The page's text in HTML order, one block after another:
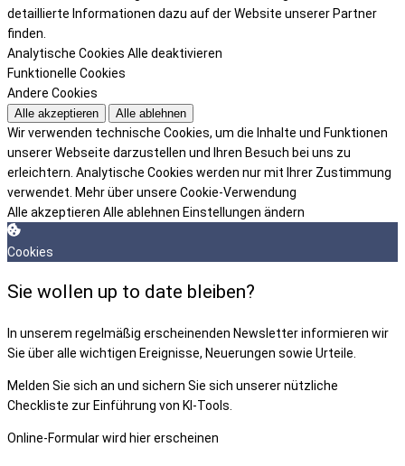
detaillierte Informationen dazu auf der Website unserer Partner
finden.
Analytische Cookies Alle deaktivieren
Funktionelle Cookies
Andere Cookies
Alle akzeptieren Alle ablehnen
Wir verwenden technische Cookies, um die Inhalte und Funktionen
unserer Webseite darzustellen und Ihren Besuch bei uns zu
erleichtern. Analytische Cookies werden nur mit Ihrer Zustimmung
verwendet. Mehr über unsere Cookie-Verwendung
Alle akzeptieren Alle ablehnen Einstellungen ändern
Cookies
Sie wollen up to date bleiben?
In unserem regelmäßig erscheinenden Newsletter informieren wir
Sie über alle wichtigen Ereignisse, Neuerungen sowie Urteile.
Melden Sie sich an und sichern Sie sich unserer nützliche
Checkliste zur Einführung von KI-Tools.
Online-Formular wird hier erscheinen